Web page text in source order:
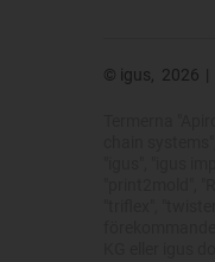
© igus, 2026 |